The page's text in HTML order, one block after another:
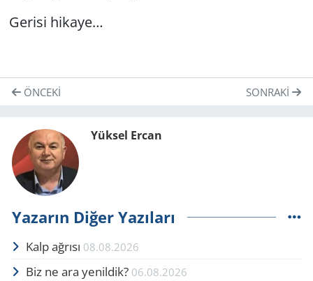
Gerisi hikaye…
ÖNCEKI SONRAKI
Yüksel Ercan
Yazarın Diğer Yazıları
Kalp ağrısı 08.08.2026
Biz ne ara yenildik? 06.08.2026